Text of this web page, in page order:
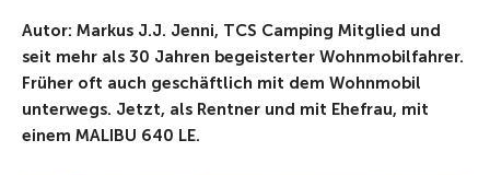
Autor: Markus J.J. Jenni, TCS Camping Mitglied und
seit mehr als 30 Jahren begeisterter Wohnmobilfahrer.
Früher oft auch geschäftlich mit dem Wohnmobil
unterwegs. Jetzt, als Rentner und mit Ehefrau, mit
einem MALIBU 640 LE.